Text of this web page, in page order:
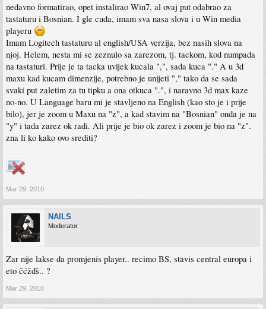
dino73n said:
Evo sad nesto gledam,sad koristim K-lite codece i player koji dodje uz njih
i on u opcijama uopste nema tog podesavanja a ja nemam nikakvih
problema sa titlovima.Znaci postoji mogucnost da se player sam stima
prema regionalnim i jezickim postavkama OS-a,pa provjeri i to.
koristim Win 7 64bit, Win Media Player + Win7 codec pack, regionalne
postavke OSa su sve default, tj. Language English, Keyboard English itd. Ne
stavlja mi se na Croatian jer sam navikao da su mi Z i Y cornuti
stavio u opcijama Win Media playera za Subtitle Language "Croatian, Latin",
nema tog "central europa". Opet hiroglifi..
Click to expand...
Meni tako pokazuje media player dok KMPlayer (fuj imena kud nije euro :lol
pokazuje skroz normalo sva slova.
nedavno formatirao, opet instalirao Win7, al ovaj put odabrao za
tastaturu i Bosnian. I gle cuda, imam sva nasa slova i u Win media
playeru
Imam Logitech tastaturu al english/USA verzija, bez nasih slova na
njoj. Helem, nesta mi se zeznulo sa zarezom, tj. tackom, kod numpada
na tastaturi. Prije je ta tacka uvijek kucala ",", sada kuca "." A u 3d
maxu kad kucam dimenzije, potrebno je unijeti "," tako da se sada
svaki put zaletim za tu tipku a ona otkuca ".", i naravno 3d max kaze
no-no. U Language baru mi je stavljeno na English (kao sto je i prije
bilo), jer je zoom u Maxu na "z", a kad stavim na "Bosnian" onda je na
"y" i tada zarez ok radi. Ali prije je bio ok zarez i zoom je bio na "z".
zna li ko kako ovo srediti?
Mar 29, 2010
NAILS
Moderator
Zar nije lakse da promjenis player.. recimo BS, stavis central europa i
eto čćžđš.. ?
Mar 29, 2010